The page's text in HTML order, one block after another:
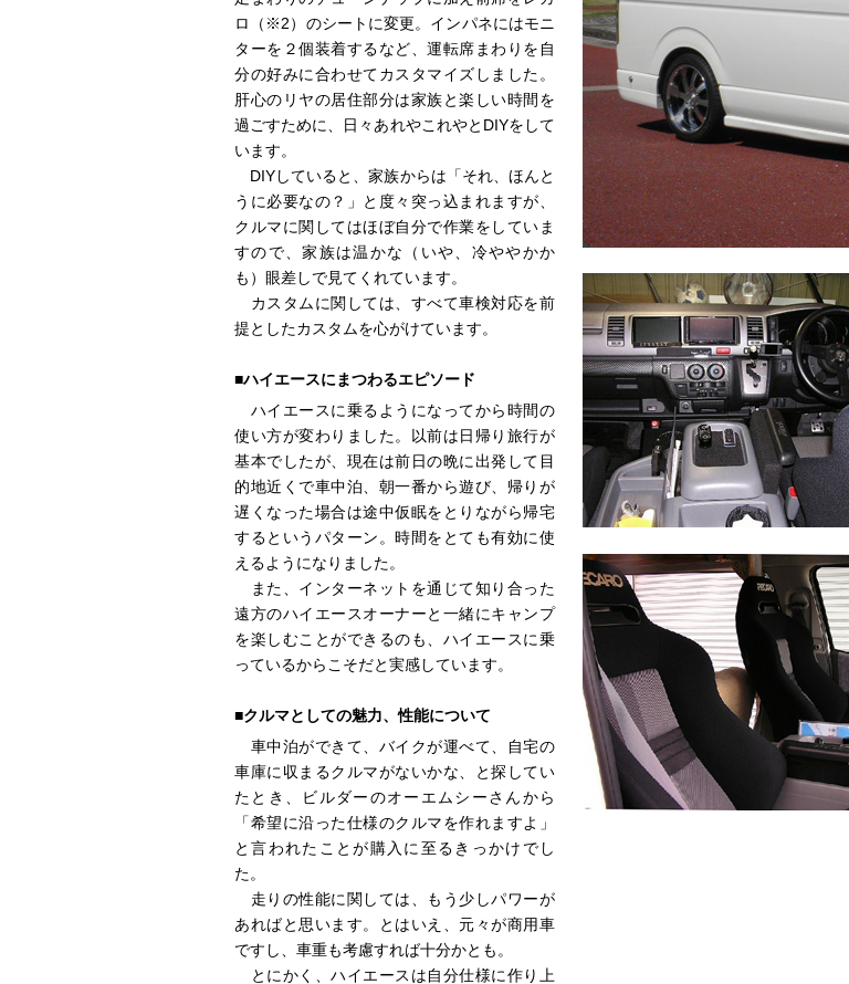
ロ（※2）のシートに変更。インパネにはモニ
ターを２個装着するなど、運転席まわりを自
分の好みに合わせてカスタマイズしました。
肝心のリヤの居住部分は家族と楽しい時間を
過ごすために、日々あれやこれやとDIYをして
います。
DIYしていると、家族からは「それ、ほんと
うに必要なの？」と度々突っ込まれますが、
クルマに関してはほぼ自分で作業をしていま
すので、家族は温かな（いや、冷ややかか
も）眼差しで見てくれています。
カスタムに関しては、すべて車検対応を前
提としたカスタムを心がけています。
■ハイエースにまつわるエピソード
ハイエースに乗るようになってから時間の
使い方が変わりました。以前は日帰り旅行が
基本でしたが、現在は前日の晩に出発して目
的地近くで車中泊、朝一番から遊び、帰りが
遅くなった場合は途中仮眠をとりながら帰宅
するというパターン。時間をとても有効に使
えるようになりました。
また、インターネットを通じて知り合った
遠方のハイエースオーナーと一緒にキャンプ
を楽しむことができるのも、ハイエースに乗
っているからこそだと実感しています。
■クルマとしての魅力、性能について
車中泊ができて、バイクが運べて、自宅の
車庫に収まるクルマがないかな、と探してい
たとき、ビルダーのオーエムシーさんから
「希望に沿った仕様のクルマを作れますよ」
と言われたことが購入に至るきっかけでし
た。
走りの性能に関しては、もう少しパワーが
あればと思います。とはいえ、元々が商用車
ですし、車重も考慮すれば十分かとも。
とにかく、ハイエースは自分仕様に作り上